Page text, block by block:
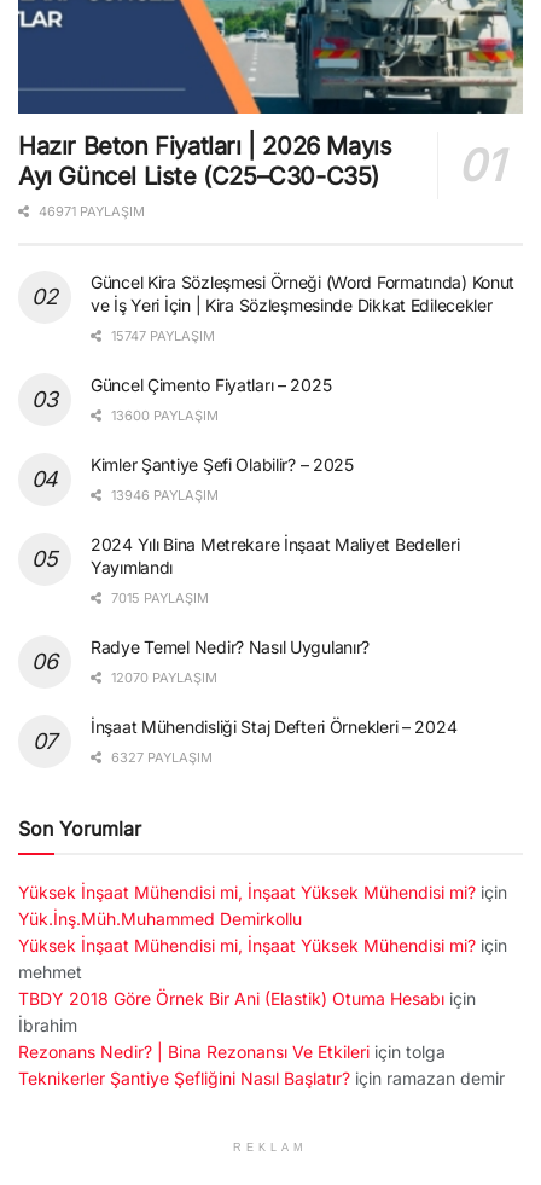
Hazır Beton Fiyatları | 2026 Mayıs
Ayı Güncel Liste (C25–C30-C35)
46971 PAYLAŞIM
Güncel Kira Sözleşmesi Örneği (Word Formatında) Konut
ve İş Yeri İçin | Kira Sözleşmesinde Dikkat Edilecekler
15747 PAYLAŞIM
Güncel Çimento Fiyatları – 2025
13600 PAYLAŞIM
Kimler Şantiye Şefi Olabilir? – 2025
13946 PAYLAŞIM
2024 Yılı Bina Metrekare İnşaat Maliyet Bedelleri
Yayımlandı
7015 PAYLAŞIM
Radye Temel Nedir? Nasıl Uygulanır?
12070 PAYLAŞIM
İnşaat Mühendisliği Staj Defteri Örnekleri – 2024
6327 PAYLAŞIM
Son Yorumlar
Yüksek İnşaat Mühendisi mi, İnşaat Yüksek Mühendisi mi? için
Yük.İnş.Müh.Muhammed Demirkollu
Yüksek İnşaat Mühendisi mi, İnşaat Yüksek Mühendisi mi? için
mehmet
TBDY 2018 Göre Örnek Bir Ani (Elastik) Otuma Hesabı için
İbrahim
Rezonans Nedir? | Bina Rezonansı Ve Etkileri için tolga
Teknikerler Şantiye Şefliğini Nasıl Başlatır? için ramazan demir
REKLAM